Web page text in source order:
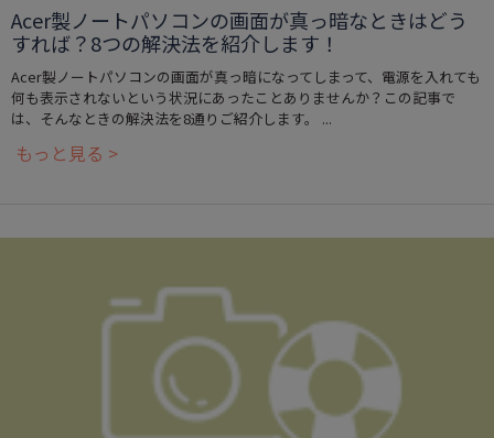
Acer製ノートパソコンの画面が真っ暗なときはどう
すれば？8つの解決法を紹介します！
Acer製ノートパソコンの画面が真っ暗になってしまって、電源を入れても
何も表示されないという状況にあったことありませんか？この記事で
は、そんなときの解決法を8通りご紹介します。 ...
もっと見る >